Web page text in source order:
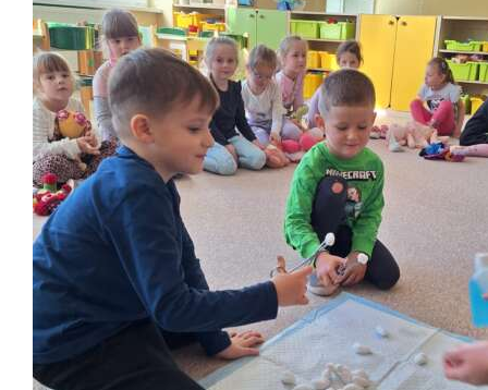
Školská jedáleň
Jedálny lístok
Kontakt
Ochrana osobných
údajov – GDPR
Vzdelávanie
zamestnancov